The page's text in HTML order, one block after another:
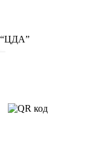
“ЦДА”